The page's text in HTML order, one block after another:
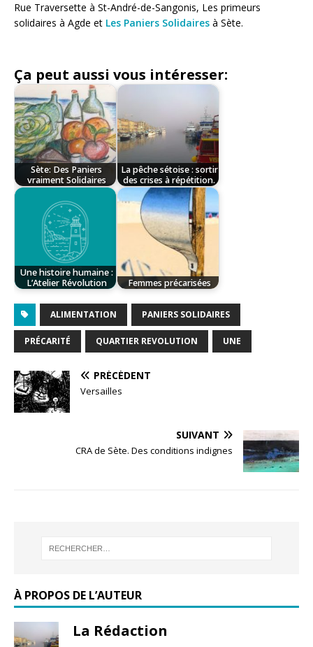
Rue Traversette à St-André-de-Sangonis, Les primeurs
solidaires à Agde et Les Paniers Solidaires à Sète.
Ça peut aussi vous intéresser:
Sète: Des Paniers
vraiment Solidaires
La pêche sétoise : sortir
des crises à répétition.
Une histoire humaine :
L’Atelier Révolution
Femmes précarisées
ALIMENTATION PANIERS SOLIDAIRES
PRÉCARITÉ QUARTIER REVOLUTION UNE
PRÉCÉDENT
Versailles
SUIVANT
CRA de Sète. Des conditions indignes
À PROPOS DE L’AUTEUR
La Rédaction